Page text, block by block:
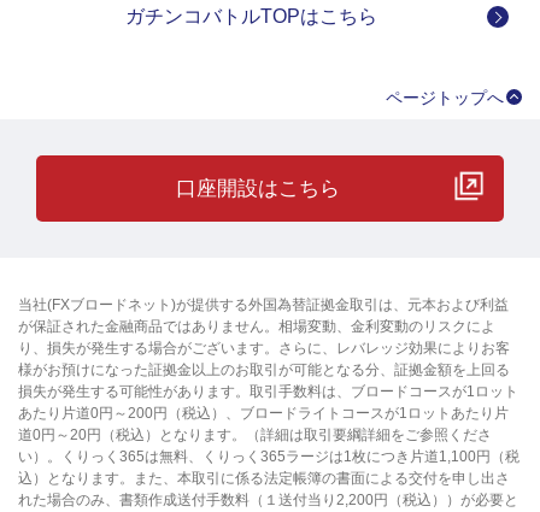
ガチンコバトルTOPはこちら
ページトップへ
口座開設はこちら
当社(FXブロードネット)が提供する外国為替証拠金取引は、元本および利益
が保証された金融商品ではありません。相場変動、金利変動のリスクによ
り、損失が発生する場合がございます。さらに、レバレッジ効果によりお客
様がお預けになった証拠金以上のお取引が可能となる分、証拠金額を上回る
損失が発生する可能性があります。取引手数料は、ブロードコースが1ロット
あたり片道0円～200円（税込）、ブロードライトコースが1ロットあたり片
道0円～20円（税込）となります。（詳細は取引要綱詳細をご参照くださ
い）。くりっく365は無料、くりっく365ラージは1枚につき片道1,100円（税
込）となります。また、本取引に係る法定帳簿の書面による交付を申し出さ
れた場合のみ、書類作成送付手数料（１送付当り2,200円（税込））が必要と